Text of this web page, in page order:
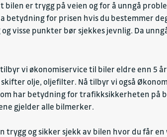
bilen er trygg på veien og for å unngå
betydning for prisen hvis du bestemmer
og visse punkter bør sjekkes jevnlig. Da
tilbyr vi økonomiservice til biler eldre enn 5
olje, oljefilter. Nå tilbyr vi også
har betydning for trafikksikkerheten på
gjelder alle bilmerker.
trygg og sikker sjekk av bilen hvor du får